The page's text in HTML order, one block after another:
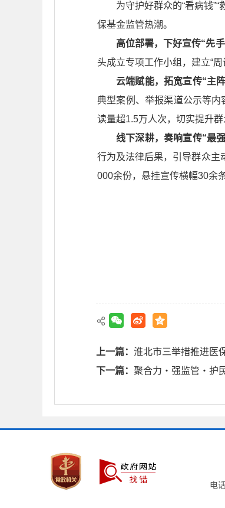
为守护好群众的“看病钱
保基金监管热潮。
高位部署，下好宣传“先手
头成立专项工作小组，建立“
云端赋能，拓宽宣传“主阵
典型案例、举报渠道公示等内
读量超1.5万人次，切实提升群
线下深耕，奏响宣传“最强
行为及法律后果，引导群众主
000余份，悬挂宣传横幅30余
上一篇： 淮北市三举措推进医
下一篇： 聚合力・强监管・
电